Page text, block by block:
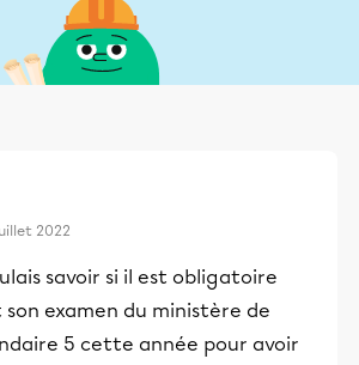
2022
savoir si il est obligatoire
son examen du ministère de
5 cette année pour avoir